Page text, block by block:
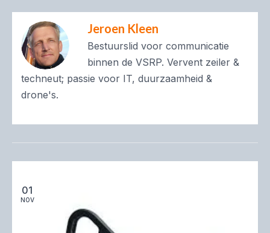
Jeroen Kleen
Bestuurslid voor communicatie
binnen de VSRP. Vervent zeiler &
techneut; passie voor IT, duurzaamheid &
drone's.
01
NOV